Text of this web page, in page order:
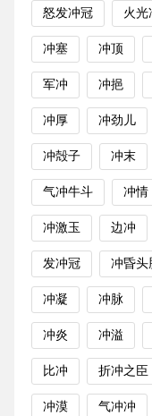
怒发冲冠 火光
冲塞 冲顶
军冲 冲挹
冲厚 冲劲儿
冲殻子 冲末
气冲牛斗 冲情
冲激玉 边冲
发冲冠 冲昏头
冲凝 冲脉
冲炎 冲溢
比冲 折冲之臣
冲漠 气冲冲